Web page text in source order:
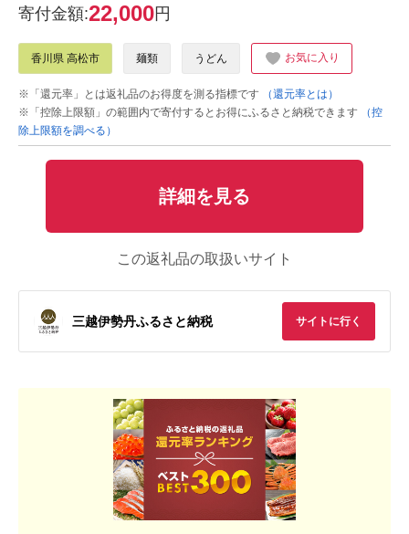
寄付金額:22,000円
香川県 高松市 麺類 うどん お気に入り
※「還元率」とは返礼品のお得度を測る指標です
（還元率とは）
※「控除上限額」の範囲内で寄付するとお得にふるさと納税できます
（控
除上限額を調べる）
詳細を見る
この返礼品の取扱いサイト
三越伊勢丹ふるさと納税 サイトに行く